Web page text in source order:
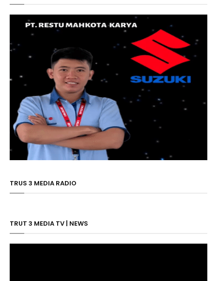
TRUS 3 MEDIA RADIO
TRUT 3 MEDIA TV | NEWS